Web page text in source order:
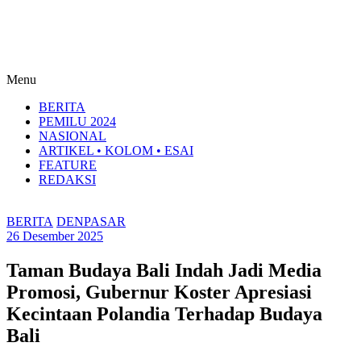
Menu
BERITA
PEMILU 2024
NASIONAL
ARTIKEL • KOLOM • ESAI
FEATURE
REDAKSI
BERITA DENPASAR
26 Desember 2025
Taman Budaya Bali Indah Jadi Media
Promosi, Gubernur Koster Apresiasi
Kecintaan Polandia Terhadap Budaya
Bali